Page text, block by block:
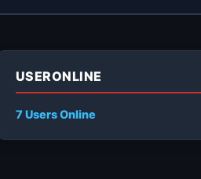
USERONLINE
7 UsersOnline